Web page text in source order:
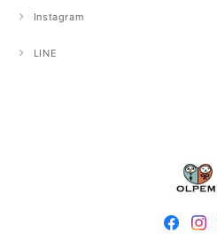
Instagram
LINE